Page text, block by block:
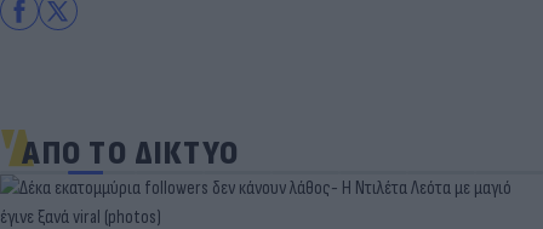
ΑΠΟ ΤΟ ΔΙΚΤΥΟ